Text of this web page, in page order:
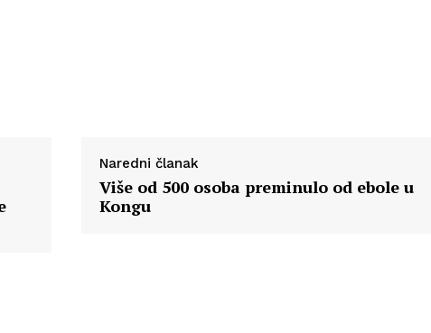
Naredni članak
Više od 500 osoba preminulo od ebole u
Kongu